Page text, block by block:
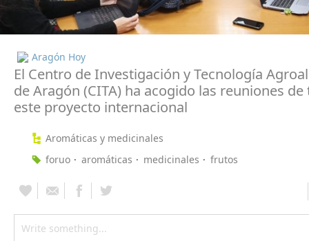
Aragón Hoy
El Centro de Investigación y Tecnología
de Aragón (CITA) ha acogido las reuniones
este proyecto internacional
Aromáticas y medicinales
foruo
aromáticas medicinales frutos